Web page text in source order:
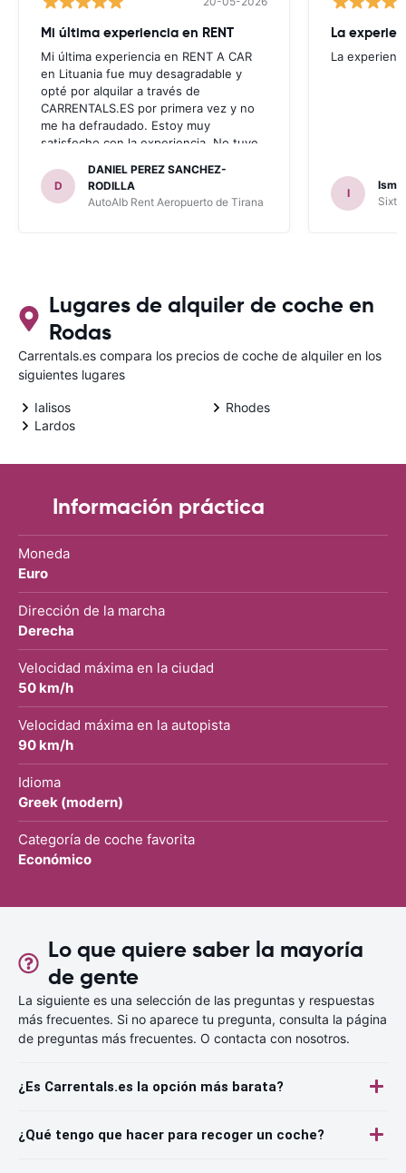
Mi última experiencia en RENT
Mi última experiencia en RENT A CAR
en Lituania fue muy desagradable y
opté por alquilar a través de
CARRENTALS.ES por primera vez y no
me ha defraudado. Estoy muy
satisfecho con la experiencia. No tuve
invitaron a adquirir un seguro (como
había leído en varios blog). En mis
anteriores viajes nunca había alquilado
para ALBANIA
D
DANIEL PEREZ SANCHEZ-
RODILLA
AutoAlb Rent Aeropuerto de Tirana
La
La
I
Sixt
Lugares de alquiler de coche en
Rodas
Carrentals.es compara los precios de coche de alquiler en los
siguientes lugares
Ialisos
Lardos
Rhodes
Información práctica
Moneda
Euro
Dirección de la marcha
Derecha
Velocidad máxima en la ciudad
50 km/h
Velocidad máxima en la autopista
90 km/h
Idioma
Greek (modern)
Categoría de coche favorita
Económico
Lo que quiere saber la mayoría
de gente
La siguiente es una selección de las preguntas y respuestas
más frecuentes. Si no aparece tu pregunta, consulta la página
de preguntas más frecuentes. O contacta con nosotros.
¿Es Carrentals.es la opción más barata?
¿Qué tengo que hacer para recoger un coche?